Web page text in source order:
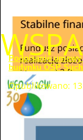
Podpisanie
budynku OSP
Opublikowano:
W dniu 13
Funduszu